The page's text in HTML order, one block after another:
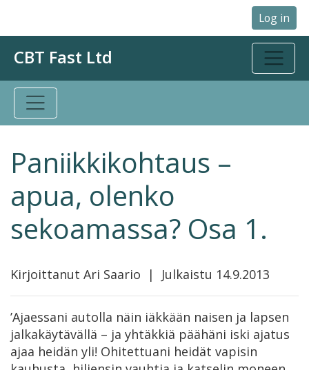
Log in
CBT Fast Ltd
Paniikkikohtaus –
apua, olenko
sekoamassa? Osa 1.
Kirjoittanut Ari Saario | Julkaistu 14.9.2013
’Ajaessani autolla näin iäkkään naisen ja lapsen
jalkakäytävällä – ja yhtäkkiä päähäni iski ajatus
ajaa heidän yli! Ohitettuani heidät vapisin